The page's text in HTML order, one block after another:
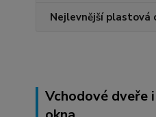
Nejlevnější plastová
Vchodové dveře